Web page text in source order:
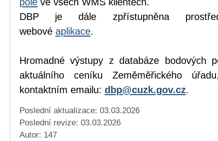
DBP je dále zpřístupněna
webové aplikace.
Hromadné výstupy z databáze bodových
aktuálního ceníku Zeměměřického
kontaktním emailu: dbp@cuzk.gov.cz.
Poslední aktualizace: 03.03.2026
Poslední revize: 03.03.2026
Autor: 147